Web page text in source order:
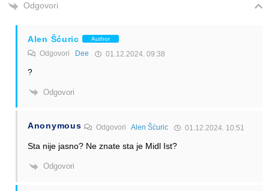
Odgovori
Alen Šćuric Author
Odgovori Dee 01.12.2024. 09:38
?
Odgovori
Anonymous OdgovoriAlen Šćuric 01.12.2024. 10:51
Sta nije jasno? Ne znate sta je Midl Ist?
Odgovori